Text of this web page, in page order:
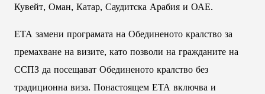
Кувейт, Оман, Катар, Саудитска Арабия и ОАЕ.
ЕТА замени програмата на Обединеното кралство за
премахване на визите, като позволи на гражданите на
ССПЗ да посещават Обединеното кралство без
традиционна виза. Понастоящем ЕТА включва и